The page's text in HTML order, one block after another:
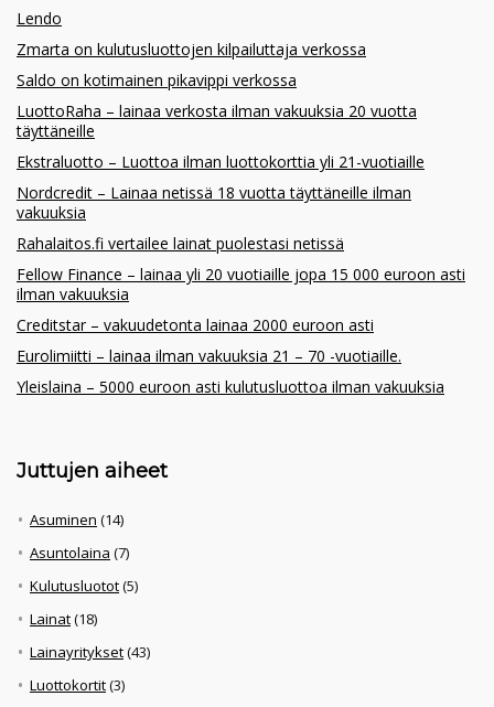
Lendo
Zmarta on kulutusluottojen kilpailuttaja verkossa
Saldo on kotimainen pikavippi verkossa
LuottoRaha – lainaa verkosta ilman vakuuksia 20 vuotta
täyttäneille
Ekstraluotto – Luottoa ilman luottokorttia yli 21-vuotiaille
Nordcredit – Lainaa netissä 18 vuotta täyttäneille ilman
vakuuksia
Rahalaitos.fi vertailee lainat puolestasi netissä
Fellow Finance – lainaa yli 20 vuotiaille jopa 15 000 euroon asti
ilman vakuuksia
Creditstar – vakuudetonta lainaa 2000 euroon asti
Eurolimiitti – lainaa ilman vakuuksia 21 – 70 -vuotiaille.
Yleislaina – 5000 euroon asti kulutusluottoa ilman vakuuksia
Juttujen aiheet
Asuminen (14)
Asuntolaina (7)
Kulutusluotot(5)
Lainat(18)
Lainayritykset(43)
Luottokortit(3)